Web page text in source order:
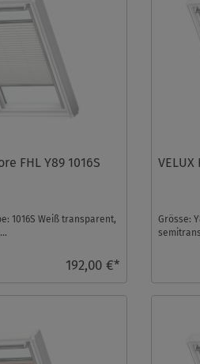
FHL Y89 1016S
1016S Weiß transparent,
192,00 €*
VELUX
Grösse: